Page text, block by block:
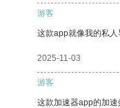
游客
这款app就像我的私人
2025-11-03
游客
这款加速器app的加速